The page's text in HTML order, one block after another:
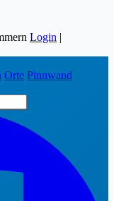
Login |
Orte Pinnwand